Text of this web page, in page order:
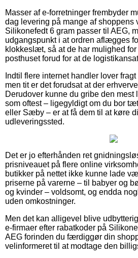
Masser af e-forretninger frembyder
dag levering på mange af shoppens
Silikonefedt 6 gram passer til AEG,
udgangspunkt i at ordren aflægges
klokkeslæt, så at de har mulighed for
posthuset forud for at de
Indtil flere internet handler lover
men tit er det forudsat at der
Derudover kunne du gribe den mest
som oftest – ligegyldigt om du bor
eller Sæby – er at få dem til at køre
udleveringssted.
Det er jo efterhånden ret
prisniveauet på flere online
butikker på nettet ikke kunne lade
priserne på varerne – til babyer og
og kvinder – voldsomt, og endda
uden omkostninger.
Men det kan alligevel blive
e-firmaer efter rabatkoder på
AEG forinden du færdiggør din
velinformeret til at modtage den